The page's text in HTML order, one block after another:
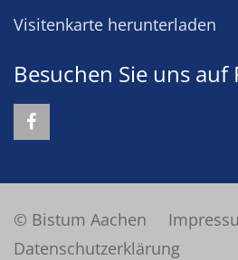
Visitenkarte herunterladen
Besuchen Sie uns auf
© Bistum Aachen
Datenschutzerklärung